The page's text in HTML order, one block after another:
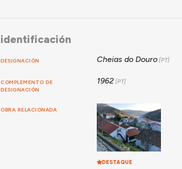
identificación
DESIGNACIÓN Cheias do Douro
COMPLEMENTO DE
DESIGNACIÓN
1962
OBRA RELACIONADA
DESTAQUE